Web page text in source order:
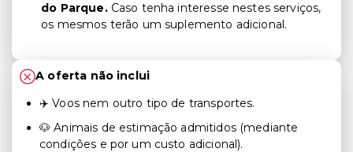
do Parque.Caso tenha interesse nestes serviços,
os mesmos terão um suplemento adicional.
A oferta não inclui
✈️ Voos nem outro tipo de transportes.
🐶 Animais de estimação admitidos (mediante
condições e por um custo adicional).